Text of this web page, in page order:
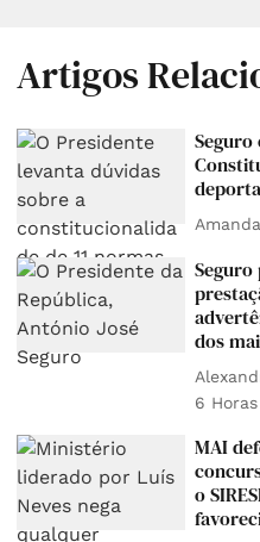
Artigos
dos
6 Horas
MAI
o